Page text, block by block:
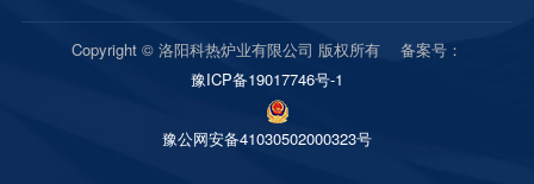
明，这对质量没有不良影响。
热工件之后氧化皮从炉子的底板之间的间隙落入加热
元件中而引起的氧化皮的损坏，采用了底板与炉体的
接触。回火炉不仅具有上述普通工业电阻炉的共同特
性，而且由于负载的物理尺寸而改变了受控对象模型
参数。为便于小工件的热处理，本文中的回火炉和炉
Copyright © 洛阳科热炉业有限公司 版权所有 备案号：
豫ICP备19017746号-1
豫公网安备41030502000323号